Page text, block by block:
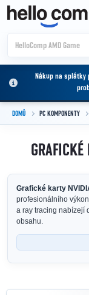
Přejít na obsah
Nákup na splátky
DOMŮ PC KOMPONENTY
Grafické karty
profesionálního
a ray tracing nabízejí
obsahu.